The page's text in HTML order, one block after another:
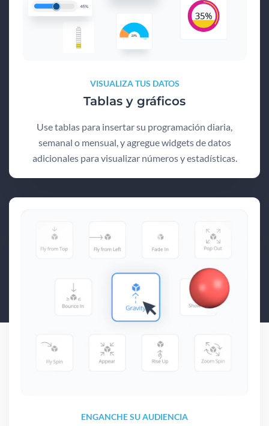
VISUALIZA TUS DATOS
Tablas y gráficos
Use tablas para insertar su programación diaria,
semanal o mensual, y agregue widgets de datos
adicionales para visualizar números y estadísticas.
ENGANCHE SU AUDIENCIA